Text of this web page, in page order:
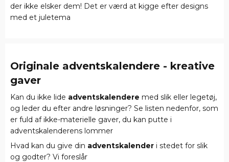
der ikke elsker dem! Det er værd at kigge efter designs
med et juletema
Originale adventskalendere - kreative
gaver
Kan du ikke lide adventskalendere med slik eller legetøj,
og leder du efter andre løsninger? Se listen nedenfor, som
er fuld af ikke-materielle gaver, du kan putte i
adventskalenderens lommer
Hvad kan du give din adventskalender i stedet for slik
og godter? Vi foreslår